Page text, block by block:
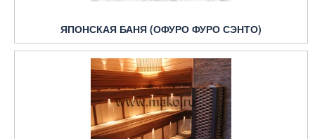
ЯПОНСКАЯ БАНЯ (ОФУРО ФУРО СЭНТО)